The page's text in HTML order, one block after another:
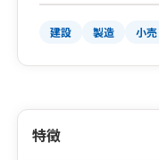
建設 製造 小売
特徴